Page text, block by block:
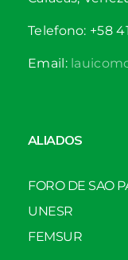
Telefono: +58
Email:
ALIADOS
FORO DE SAO
UNESR
FEMSUR